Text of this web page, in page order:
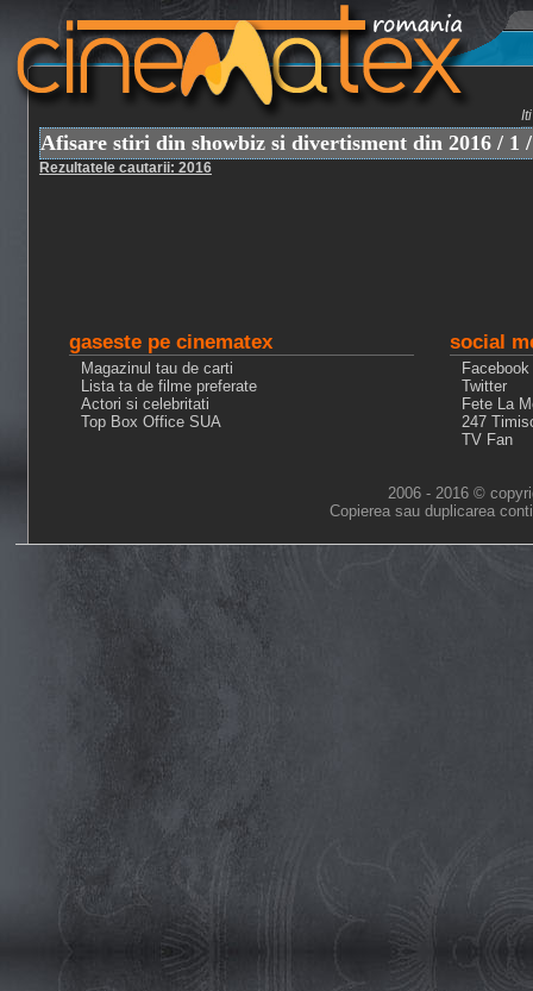
Afisare stiri din showbiz si divertisment din 2016 / 1
Rezultatele cautarii: 2016
gaseste pe cinematex
Magazinul tau de carti
Lista ta de filme preferate
Actori si celebritati
Top Box Office SUA
social
Facebook
Twitter
Fete La
247
TV Fan
2006 - 2016 ©
Copierea sau duplicarea